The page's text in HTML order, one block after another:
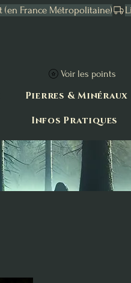
Pierres & Minéraux
Infos Pratiques
Voir les points